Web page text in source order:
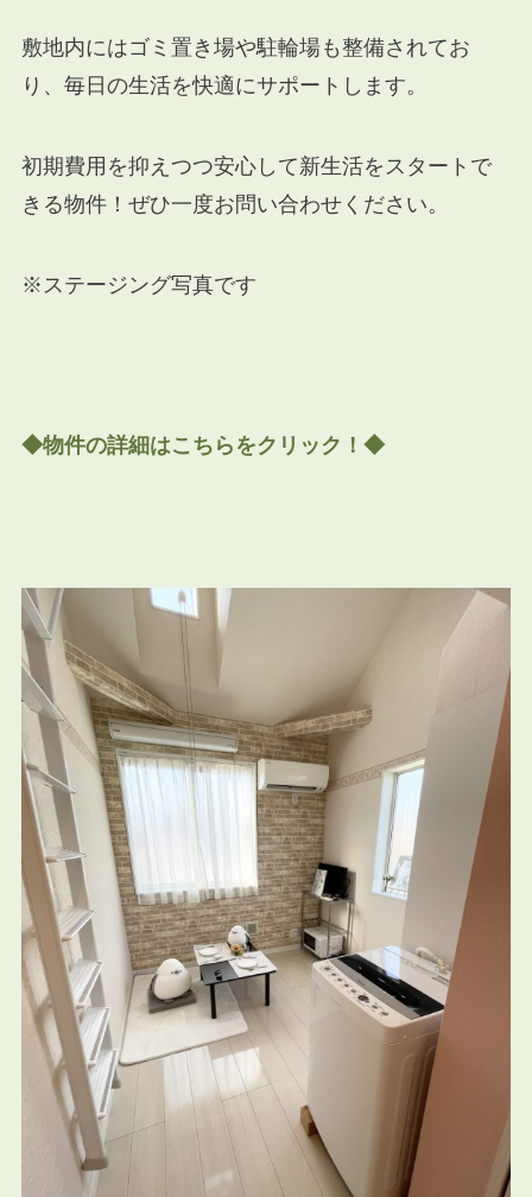
敷地内にはゴミ置き場や駐輪場も整備されてお
り、毎日の生活を快適にサポートします。
初期費用を抑えつつ安心して新生活をスタートで
きる物件！ぜひ一度お問い合わせください。
※ステージング写真です
◆物件の詳細はこちらをクリック！◆